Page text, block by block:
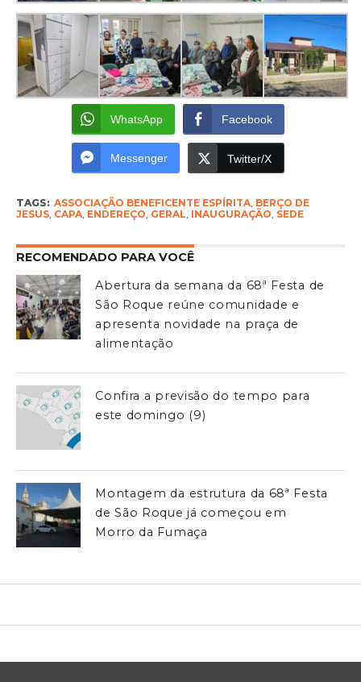
WhatsApp Facebook
Messenger Twitter/X
TAGS: ASSOCIAÇÃO BENEFICENTE ESPÍRITA, BERÇO DE
JESUS, CAPA, ENDEREÇO, GERAL, INAUGURAÇÃO, SEDE
RECOMENDADO PARA VOCÊ
Abertura da semana da 68ª Festa de
São Roque reúne comunidade e
apresenta novidade na praça de
alimentação
Confira a previsão do tempo para
este domingo (9)
Montagem da estrutura da 68ª Festa
de São Roque já começou em
Morro da Fumaça